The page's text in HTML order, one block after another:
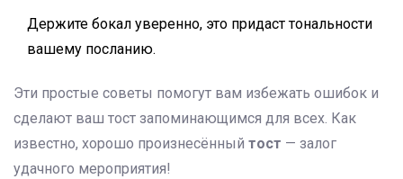
Держите бокал уверенно, это придаст тональности
вашему посланию.
Эти простые советы помогут вам избежать ошибок и
сделают ваш тост запоминающимся для всех. Как
известно, хорошо произнесённый тост — залог
удачного мероприятия!